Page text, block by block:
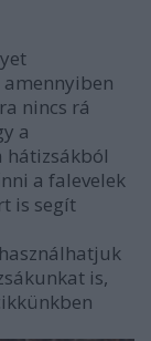
nincs rá
a
hátizsákból
a falevelek
is segít
is,